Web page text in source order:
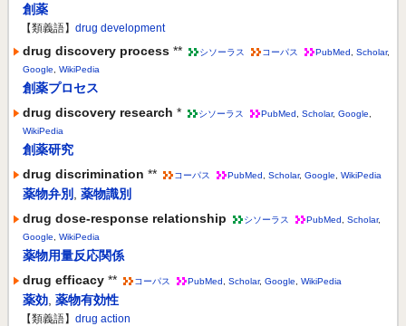
創薬
【類義語】 drug development
drug discovery process ** シソーラス コーパス PubMed Scholar,
Google
WikiPedia
創薬プロセス
drug discovery research * シソーラス PubMed Scholar, Google
WikiPedia
創薬研究
drug discrimination ** コーパス PubMed Scholar, Google WikiPedia
薬物弁別
薬物識別
drug dose-response relationship
シソーラス PubMed Scholar,
Google
WikiPedia
薬物用量反応関係
drug efficacy ** コーパス PubMed Scholar, Google WikiPedia
薬効 薬物有効性
【類義語】 drug action